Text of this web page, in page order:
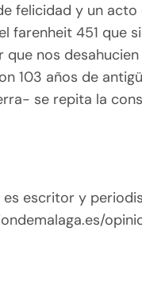
felicidad y un
farenheit 451 que
que nos
103 años de
se repita la
escritor y